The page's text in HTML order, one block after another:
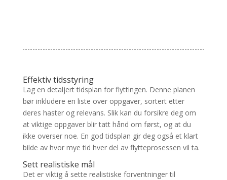
Effektiv tidsstyring
Lag en detaljert tidsplan for flyttingen. Denne planen
bør inkludere en liste over oppgaver, sortert etter
deres haster og relevans. Slik kan du forsikre deg om
at viktige oppgaver blir tatt hånd om først, og at du
ikke overser noe. En god tidsplan gir deg også et klart
bilde av hvor mye tid hver del av flytteprosessen vil ta.
Sett realistiske mål
Det er viktig å sette realistiske forventninger til